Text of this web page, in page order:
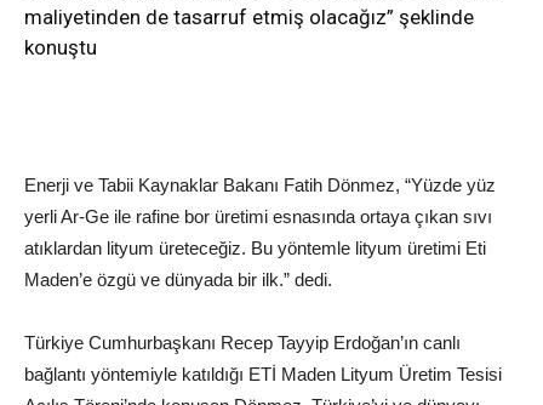
maliyetinden de tasarruf etmiş olacağız” şeklinde
konuştu
Enerji ve Tabii Kaynaklar Bakanı Fatih Dönmez, “Yüzde yüz
yerli Ar-Ge ile rafine bor üretimi esnasında ortaya çıkan sıvı
atıklardan lityum üreteceğiz. Bu yöntemle lityum üretimi Eti
Maden’e özgü ve dünyada bir ilk.” dedi.
Türkiye Cumhurbaşkanı Recep Tayyip Erdoğan’ın canlı
bağlantı yöntemiyle katıldığı ETİ Maden Lityum Üretim Tesisi